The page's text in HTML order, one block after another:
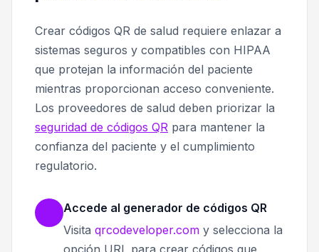
Crear códigos QR de salud requiere enlazar a
sistemas seguros y compatibles con HIPAA
que protejan la información del paciente
mientras proporcionan acceso conveniente.
Los proveedores de salud deben priorizar la
seguridad de códigos QR para mantener la
confianza del paciente y el cumplimiento
regulatorio.
Accede al generador de códigos QR
Visita qrcodeveloper.com y selecciona la
opción URL para crear códigos que